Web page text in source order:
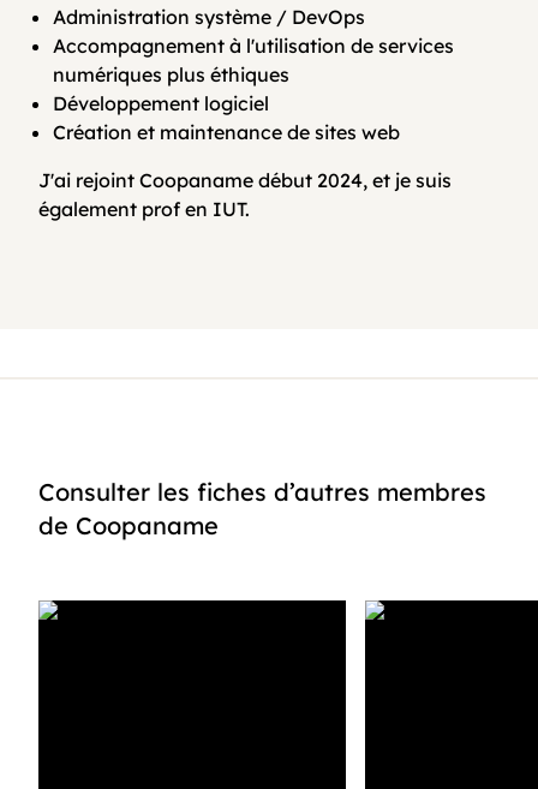
Administration système / DevOps
Accompagnement à l'utilisation de services
numériques plus éthiques
Développement logiciel
Création et maintenance de sites web
J'ai rejoint Coopaname début 2024, et je suis
également prof en IUT.
Consulter les fiches d’autres membres
de Coopaname